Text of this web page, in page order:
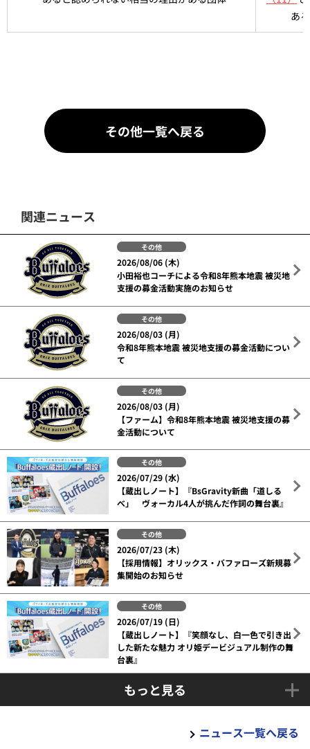
あ
その他一覧へ戻る
関連ニュース
その他
2026/08/06 (木)
小田裕也コーチによる令和8年熊本地震 被災地
支援の募金活動実施のお知らせ
その他
2026/08/03 (月)
令和8年熊本地震 被災地支援の募金活動につい
て
その他
2026/08/03 (月)
【ファーム】令和8年熊本地震 被災地支援の募
金活動について
その他
2026/07/29 (水)
【蔵出しノート】『BsGravity新曲「道しる
べ」 ヴォーカル4人が挑んだ作詞の舞台裏』
その他
2026/07/23 (木)
【採用情報】オリックス・バファローズ新規募
集開始のお知らせ
その他
2026/07/19 (日)
【蔵出しノート】『笑顔なし、白一色で引き出
した新たな魅力 オリ姫デービジュアル制作の舞
台裏』
もっと見る
ニュース一覧へ戻る